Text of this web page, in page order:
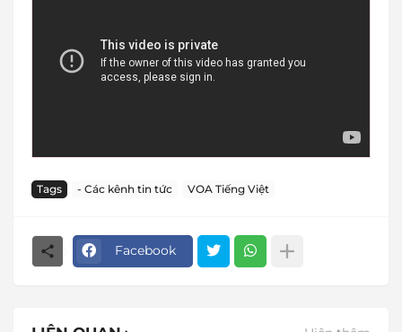
Tags - Các kênh tin tức VOA Tiếng Việt
Facebook